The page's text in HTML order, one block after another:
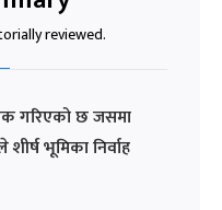
reviewed.
गरिएको छ जसमा
भूमिका निर्वाह